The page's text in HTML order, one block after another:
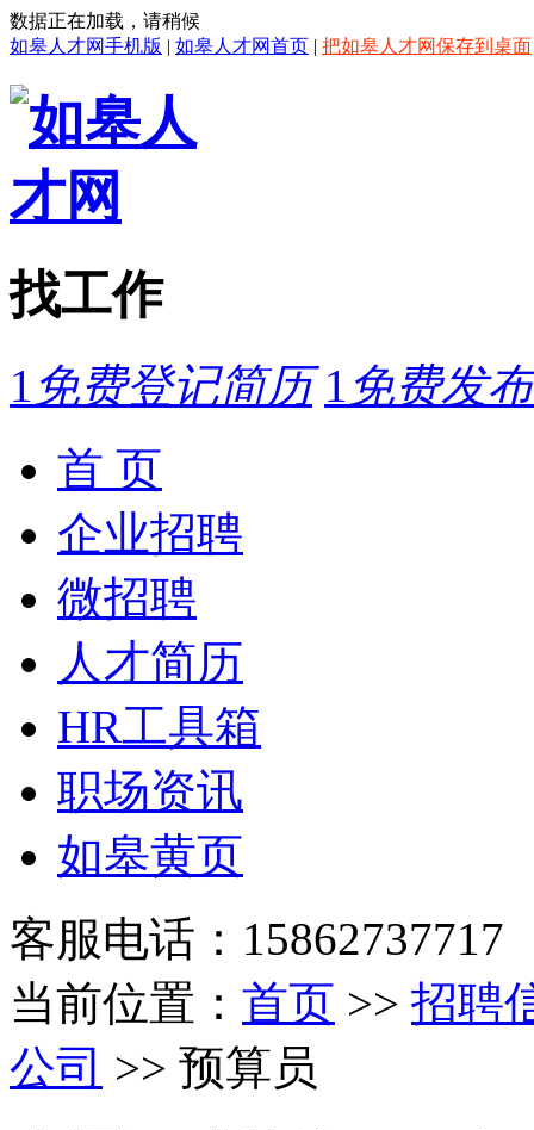
数据正在加载，请稍候
如皋人才网手机版 | 如皋人才网首页 | 把如皋人才网保存到桌面
找工作
1 免费登记简历 1 免费发
首 页
企业招聘
微招聘
人才简历
HR工具箱
职场资讯
如皋黄页
客服电话：15862737717
当前位置： 首页 >> 招聘
公司 >> 预算员